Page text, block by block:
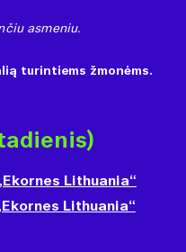
asmeniu.
turintiems žmonėms.
Lithuania“
Lithuania“